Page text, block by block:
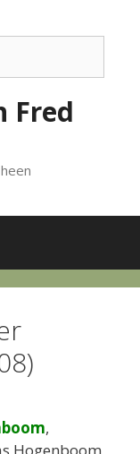
Fred
,